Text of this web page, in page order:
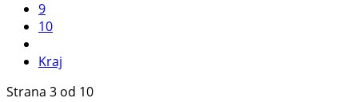
9
10
Kraj
Strana 3 od 10